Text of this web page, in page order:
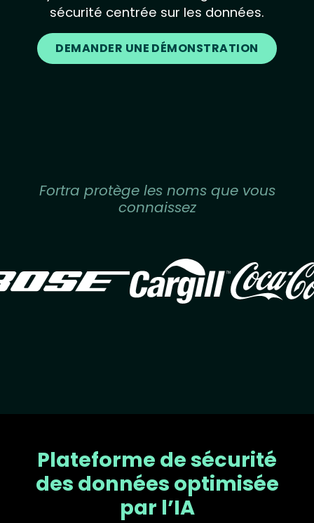
sécurité centrée sur les données.
DEMANDER UNE DÉMONSTRATION
Fortra protège les noms que vous
connaissez
Image
Plateforme de sécurité
des données optimisée
par l’IA